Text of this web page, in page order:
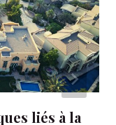
liés à la